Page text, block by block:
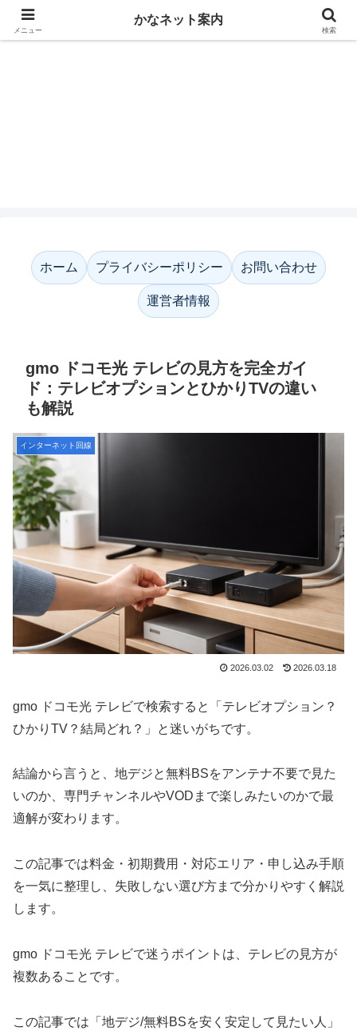
ホーム プライバシーポリシー お問い合わせ
運営者情報
gmo ドコモ光 テレビの見方を完全ガイ
ド：テレビオプションとひかりTVの違い
も解説
インターネット回線
2026.03.02 2026.03.18
gmo ドコモ光 テレビで検索すると「テレビオプション？
ひかりTV？結局どれ？」と迷いがちです。
結論から言うと、地デジと無料BSをアンテナ不要で見た
いのか、専門チャンネルやVODまで楽しみたいのかで最
適解が変わります。
この記事では料金・初期費用・対応エリア・申し込み手順
を一気に整理し、失敗しない選び方まで分かりやすく解説
します。
gmo ドコモ光 テレビで迷うポイントは、テレビの見方が
複数あることです。
この記事では「地デジ/無料BSを安く安定して見たい人」
メニュー
かなネット案内
検索